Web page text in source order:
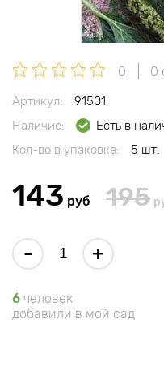
0 0
Артикул:
91501
Наличие:
Есть в
Кол-во в упаковке:
5 шт.
143 руб 195
- +
6 человек
добавили в мой сад